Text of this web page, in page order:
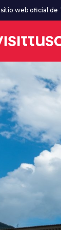
sitio web oficial